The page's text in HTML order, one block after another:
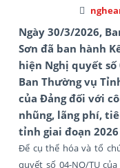
Ngày 30/3/2026,
Sơn đã ban hành
hiện Nghị quyết số
Ban Thường vụ
của Đảng đối với
nhũng, lãng phí,
tỉnh giai đoạn 2026
Để cụ thể hóa và tổ
quyết số 04-NQ/TU